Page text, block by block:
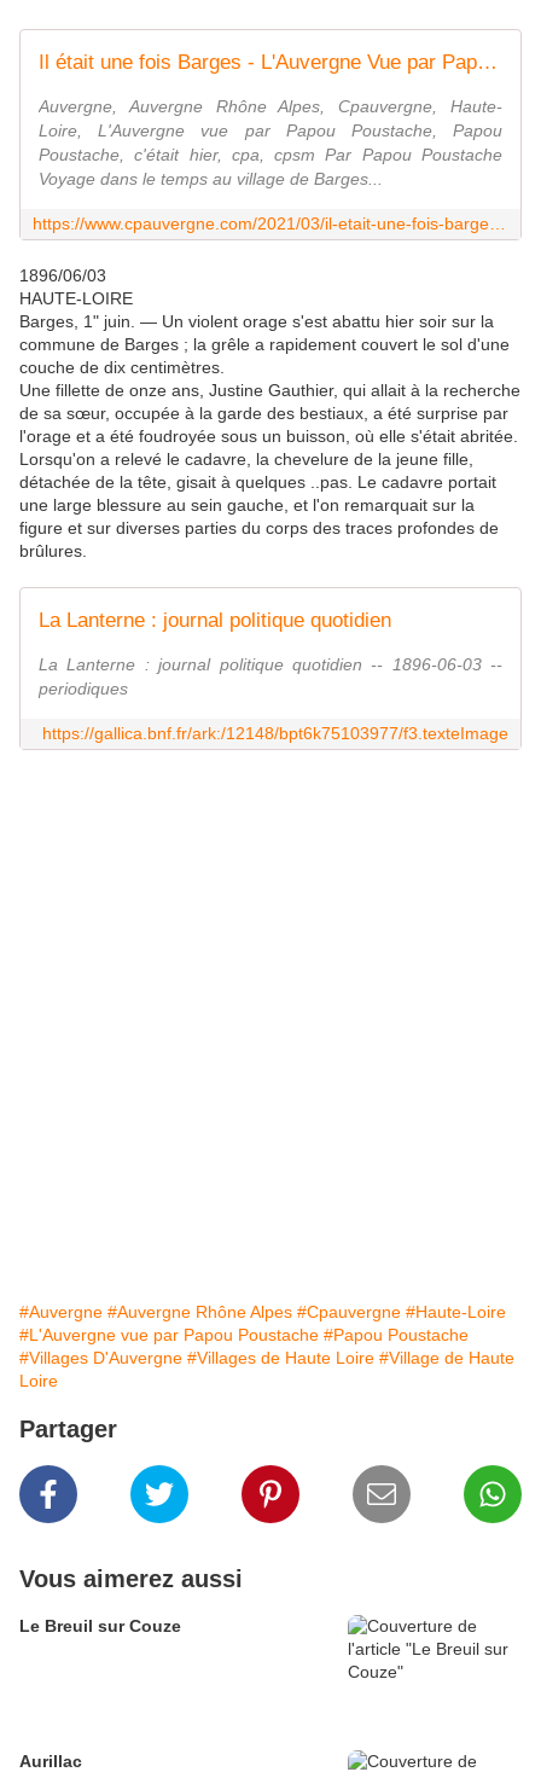
Il était une fois Barges - L'Auvergne Vue par Papou Poustache
Auvergne, Auvergne Rhône Alpes, Cpauvergne, Haute-
Loire, L'Auvergne vue par Papou Poustache, Papou
Poustache, c'était hier, cpa, cpsm Par Papou Poustache
Voyage dans le temps au village de Barges...
1896/06/03
HAUTE-LOIRE
Barges, 1" juin. — Un violent orage s'est abattu hier soir sur la
commune de Barges ; la grêle a rapidement couvert le sol d'une
couche de dix centimètres.
Une fillette de onze ans, Justine Gauthier, qui allait à la recherche
de sa sœur, occupée à la garde des bestiaux, a été surprise par
l'orage et a été foudroyée sous un buisson, où elle s'était abritée.
Lorsqu'on a relevé le cadavre, la chevelure de la jeune fille,
détachée de la tête, gisait à quelques ..pas. Le cadavre portait
une large blessure au sein gauche, et l'on remarquait sur la
figure et sur diverses parties du corps des traces profondes de
brûlures.
La Lanterne : journal politique quotidien
La Lanterne : journal politique quotidien -- 1896-06-03 --
periodiques
https://gallica.bnf.fr/ark:/12148/bpt6k75103977/f3.texteImage
#Auvergne #Auvergne Rhône Alpes #Cpauvergne #Haute-Loire
#L'Auvergne vue par Papou Poustache #Papou Poustache
#Villages D'Auvergne #Villages de Haute Loire #Village de Haute
Loire
Partager
Vous aimerez aussi
Le Breuil sur Couze
Aurillac